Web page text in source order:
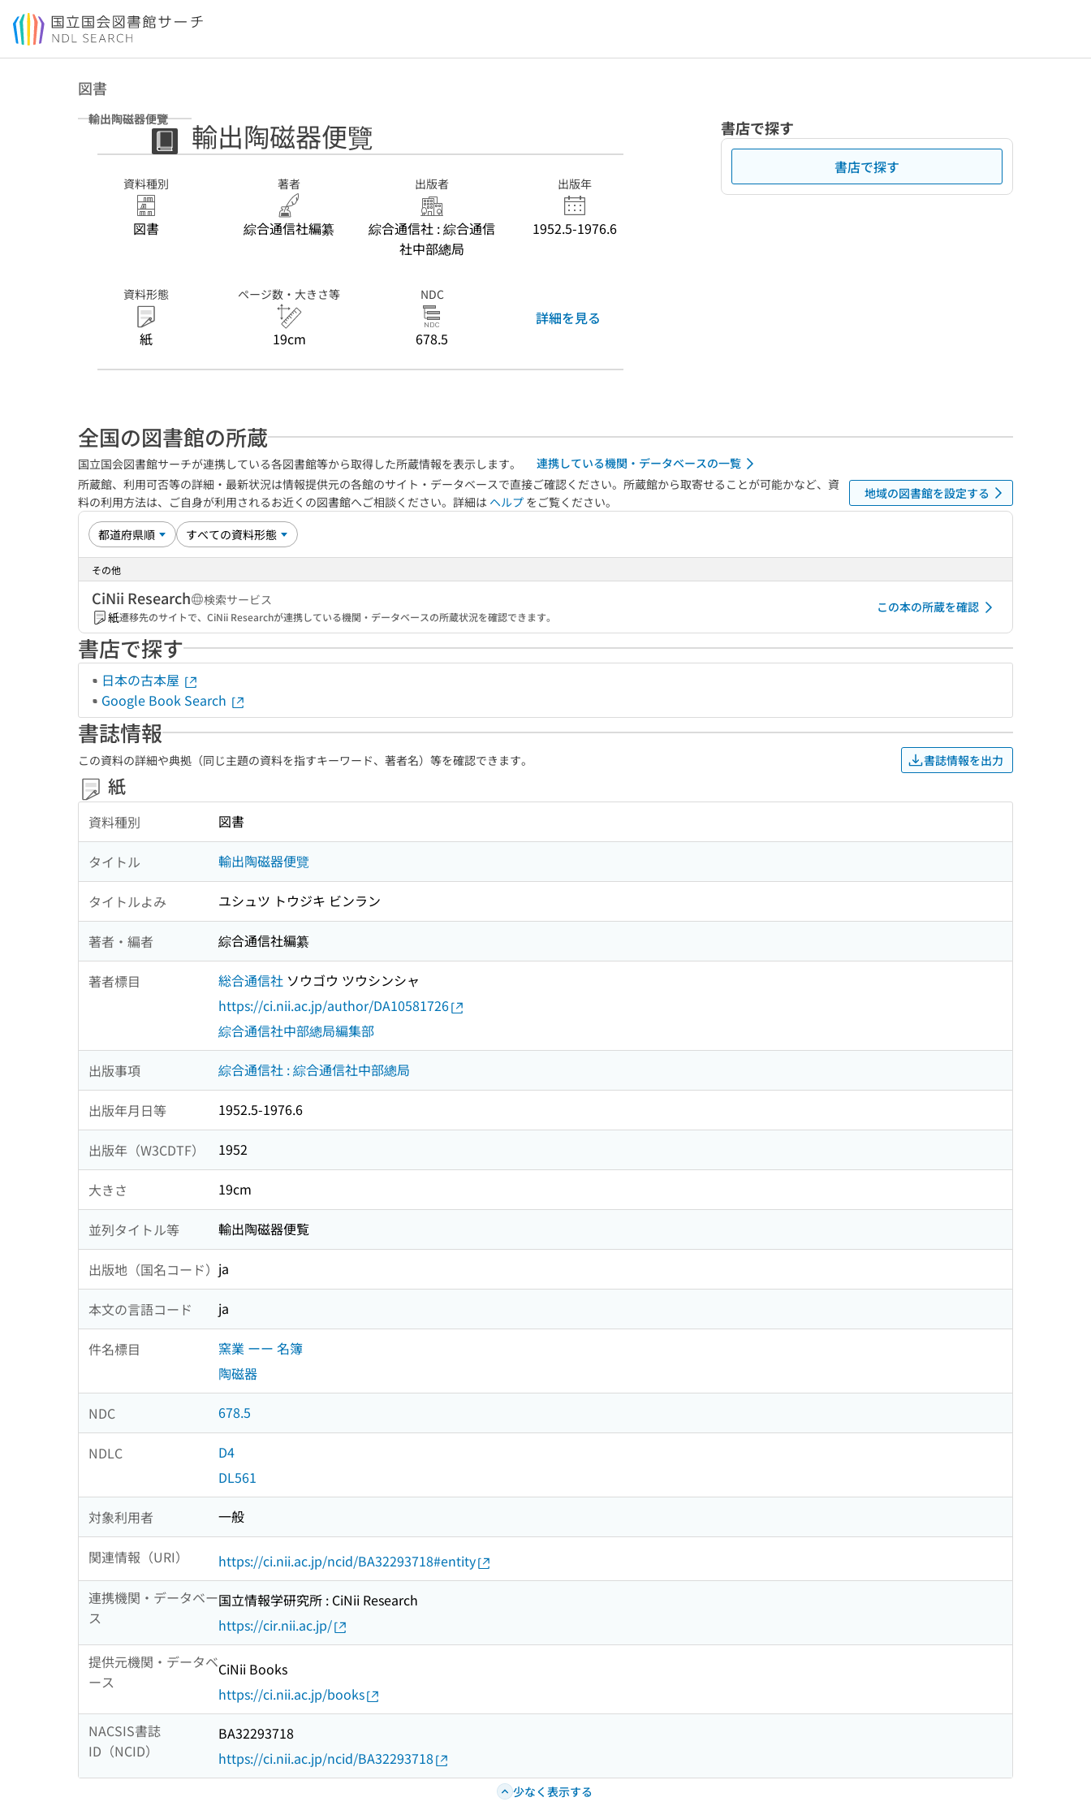
本文へ移動
図書
輸出陶磁器便覽 輸出陶磁器便覽
資料種別
図書
著者
綜合通信社編纂
出版者
綜合通信社 : 綜合通信
社中部總局
出版年
1952.5-1976.6
資料形態
紙
ページ数・大きさ等
19cm
NDC
678.5
詳細を見る
書店で探す
書店で探す
全国の図書館の所蔵
国立国会図書館サーチが連携している各図書館等から取得した所蔵情報を表示します。
連携している機関・データベースの一覧
所蔵館、利用可否等の詳細・最新状況は情報提供元の各館のサイト・データベースで直接ご確認ください。所蔵館から取寄せることが可能かなど、資
料の利用方法は、ご自身が利用されるお近くの図書館へご相談ください。詳細は ヘルプ をご覧ください。
地域の図書館を設定する
その他
CiNii Research
検索サービス
紙遷移先のサイトで、CiNii Researchが連携している機関・データベースの所蔵状況を確認できます。
この本の所蔵を確認
書店で探す
日本の古本屋
Google Book Search
書誌情報
この資料の詳細や典拠（同じ主題の資料を指すキーワード、著者名）等を確認できます。 書誌情報を出力
紙
資料種別 図書
タイトル 輸出陶磁器便覽
タイトルよみ ユシュツ トウジキ ビンラン
著者・編者 綜合通信社編纂
著者標目 総合通信社 ソウゴウ ツウシンシャ
https://ci.nii.ac.jp/author/DA10581726
綜合通信社中部總局編集部
出版事項 綜合通信社 : 綜合通信社中部總局
出版年月日等 1952.5-1976.6
出版年（W3CDTF） 1952
大きさ 19cm
並列タイトル等 輸出陶磁器便覧
出版地（国名コード） ja
本文の言語コード ja
件名標目
窯業 ーー 名簿
陶磁器
NDC 678.5
NDLC
D4
DL561
対象利用者 一般
関連情報（URI）
https://ci.nii.ac.jp/ncid/BA32293718#entity
連携機関・データベー
ス
国立情報学研究所 : CiNii Research
https://cir.nii.ac.jp/
提供元機関・データベ
ース
CiNii Books
https://ci.nii.ac.jp/books
NACSIS書誌
ID（NCID）
BA32293718
https://ci.nii.ac.jp/ncid/BA32293718
少なく表示する